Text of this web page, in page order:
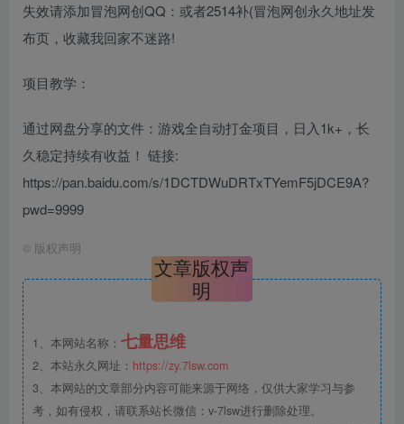
失效请添加冒泡网创QQ：或者2514补(冒泡网创永久地址发
布页，收藏我回家不迷路!
项目教学：
通过网盘分享的文件：游戏全自动打金项目，日入1k+，长
久稳定持续有收益！ 链接:
https://pan.baidu.com/s/1DCTDWuDRTxTYemF5jDCE9A?
pwd=9999
© 版权声明
文章版权声
明
1、本网站名称： 七量思维
2、本站永久网址： https://zy.7lsw.com
3、本网站的文章部分内容可能来源于网络，仅供大家学习与参
考，如有侵权，请联系站长微信：v-7lsw进行删除处理。